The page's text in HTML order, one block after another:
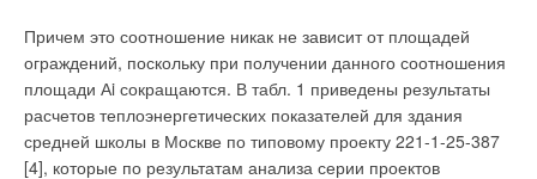
Причем это соотношение никак не зависит от площадей
ограждений, поскольку при получении данного соотношения
площади Аi сокращаются. В табл. 1 приведены результаты
расчетов теплоэнергетических показателей для здания
средней школы в Москве по типовому проекту 221-1-25-387
[4], которые по результатам анализа серии проектов
ЖУРНАЛ СОК СЕНТЯБРЬ 2003
полноценной системой микроклимата, а не интенсивно
рекламируемыми бытовыми кондиционерами,
справляющимися с этой задачей только летом.
Предположим, что расчетная мощность воздухоохладителей
для всего дома составляет 50 кВт. Но хозяин совершенно
логично считает, что ему не нужен идеальный комфорт в тех